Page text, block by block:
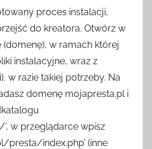
proces instalacji,
do kreatora. Otwórz w
w ramach której
instalacyjne, wraz z
w razie takiej potrzeby. Na
domenę mojapresta.pl i
w przeglądarce wpisz
presta/index.php’ (inne